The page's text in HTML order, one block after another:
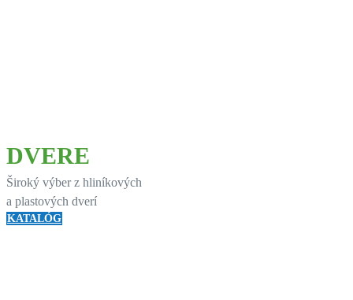
DVERE
Široký výber z hliníkových
a plastových dverí
KATALÓG